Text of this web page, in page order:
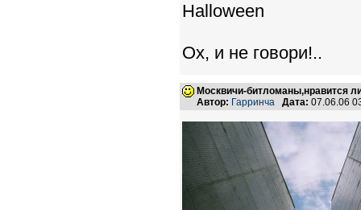
Halloween
Ох, и не говори!..
Москвичи-битломаны,нравится
Автор: Гарринча Дата: 07.06.06